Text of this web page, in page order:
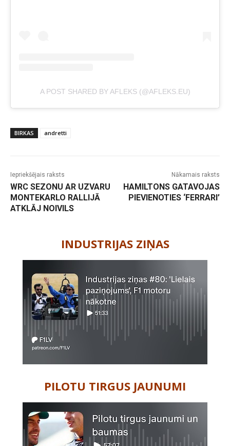
A POST SHARED BY AFLEKS (@AFLEKS.EU)
BIRKAS andretti
Iepriekšējais raksts
WRC SEZONU AR UZVARU
MONTEKARLO RALLIJĀ
ATKLĀJ NOIVILS
Nākamais raksts
HAMILTONS GATAVOJAS
PIEVIENOTIES ‘FERRARI’
INDUSTRIJAS ZIŅAS
PILOTU TIRGUS JAUNUMI